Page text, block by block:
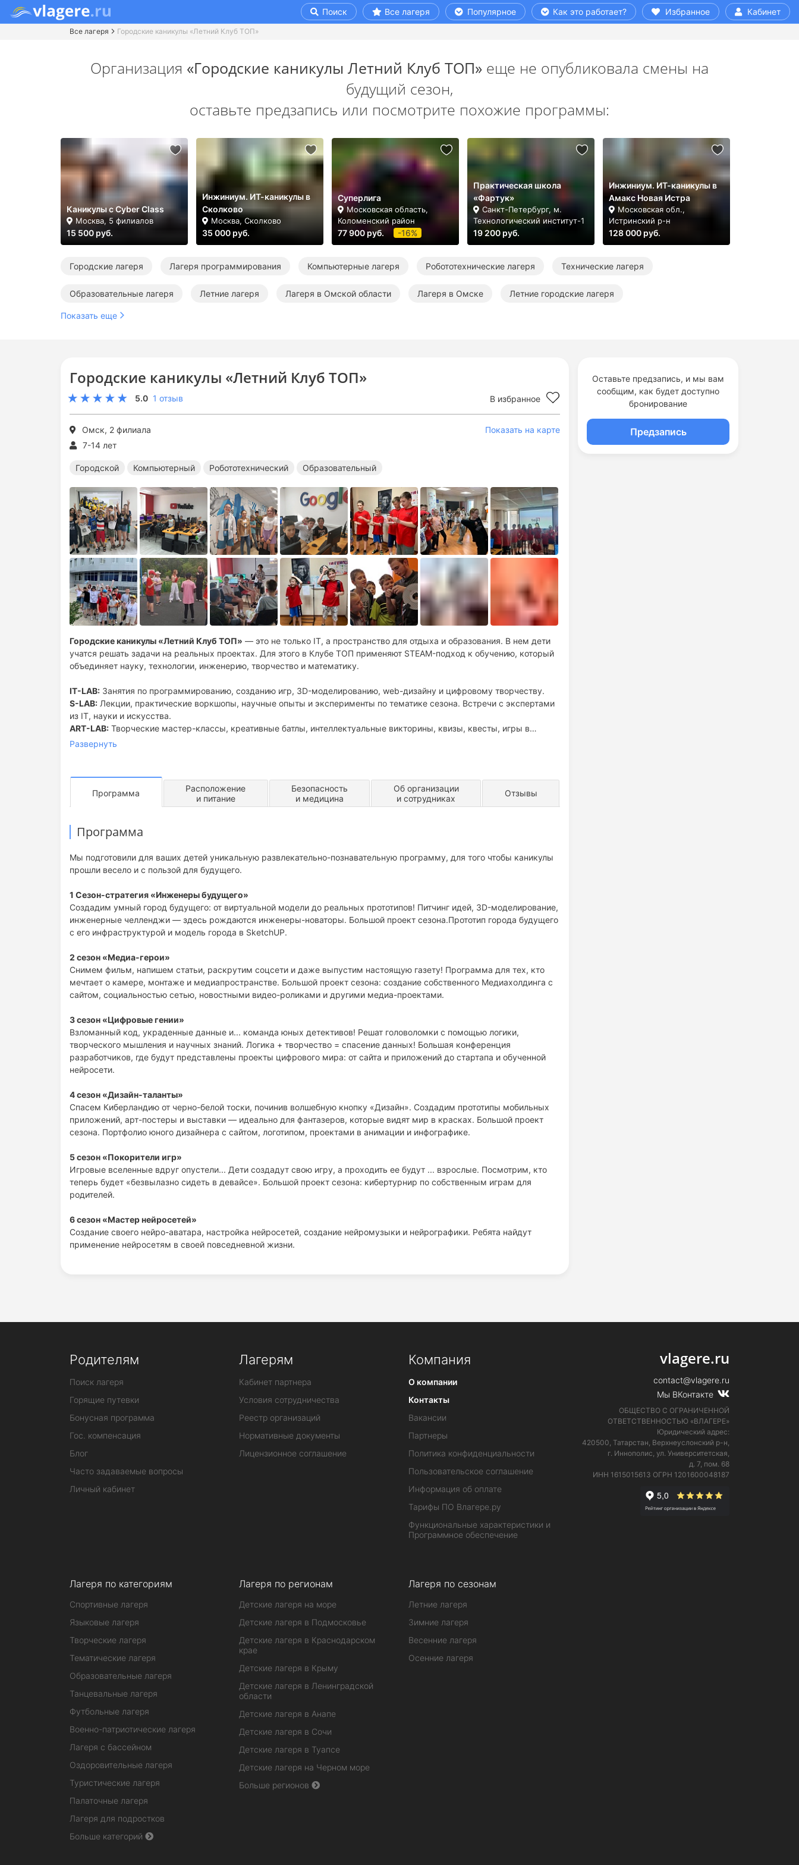
Поиск Все лагеря Популярное Как это работает? Избранное Кабинет
Все лагеря Городские каникулы «Летний Клуб ТОП»
Городские каникулы «Летний Клуб ТОП»
5.0 1 отзыв В избранное
Омск, 2 филиала
Показать на карте
7-14 лет
Городской Компьютерный Робототехнический Образовательный
Городские каникулы «Летний Клуб ТОП» — это не только IT, а пространство для отдыха и образования. В нем дети
учатся решать задачи на реальных проектах. Для этого в Клубе ТОП применяют STEAM-подход к обучению, который
объединяет науку, технологии, инженерию, творчество и математику.
IT-LAB: Занятия по программированию, созданию игр, 3D-моделированию, web-дизайну и цифровому творчеству.
S-LAB: Лекции, практические воркшопы, научные опыты и эксперименты по тематике сезона. Встречи с экспертами
из IT, науки и искусства.
ART-LAB: Творческие мастер-классы, креативные батлы, интеллектуальные викторины, квизы, квесты, игры в
перерывах между занятиями и общение с новыми друзьями.
Активный отдых:командные игры, развлечения и общение с новыми друзьями.
Развернуть
Программа
Расположение
и питание
Безопасность
и медицина
Об организации
и сотрудниках
Отзывы
Программа
Мы подготовили для ваших детей уникальную развлекательно-познавательную программу, для того чтобы каникулы
прошли весело и с пользой для будущего.
1 Сезон-стратегия «Инженеры будущего»
Создадим умный город будущего: от виртуальной модели до реальных прототипов! Питчинг идей, 3D-моделирование,
инженерные челленджи — здесь рождаются инженеры-новаторы. Большой проект сезона.Прототип города будущего
с его инфраструктурой и модель города в SketchUP.
2 сезон «Медиа-герои»
Снимем фильм, напишем статьи, раскрутим соцсети и даже выпустим настоящую газету! Программа для тех, кто
мечтает о камере, монтаже и медиапространстве. Большой проект сезона: создание собственного Медиахолдинга с
сайтом, социальностью сетью, новостными видео-роликами и другими медиа-проектами.
3 сезон «Цифровые гении»
Взломанный код, украденные данные и... команда юных детективов! Решат головоломки с помощью логики,
творческого мышления и научных знаний. Логика + творчество = спасение данных! Большая конференция
разработчиков, где будут представлены проекты цифрового мира: от сайта и приложений до стартапа и обученной
нейросети.
4 сезон «Дизайн-таланты»
Спасем Киберландию от черно-белой тоски, починив волшебную кнопку «Дизайн». Создадим прототипы мобильных
приложений, арт-постеры и выставки — идеально для фантазеров, которые видят мир в красках. Большой проект
сезона. Портфолио юного дизайнера с сайтом, логотипом, проектами в анимации и инфографике.
5 сезон «Покорители игр»
Игровые вселенные вдруг опустели... Дети создадут свою игру, а проходить ее будут ... взрослые. Посмотрим, кто
теперь будет «безвылазно сидеть в девайсе». Большой проект сезона: кибертурнир по собственным играм для
родителей.
6 сезон «Мастер нейросетей»
Создание своего нейро-аватара, настройка нейросетей, создание нейромузыки и нейрографики. Ребята найдут
применение нейросетям в своей повседневной жизни.
Оставьте предзапись, и мы вам
сообщим, как будет доступно
бронирование
Предзапись
Организация «Городские каникулы Летний Клуб ТОП» еще не опубликовала смены на
будущий сезон,
оставьте предзапись или посмотрите похожие программы:
Каникулы с Cyber Class
Москва, 5 филиалов
15 500 руб.
Инжиниум. ИТ-каникулы в
Сколково
Москва, Сколково
35 000 руб.
Суперлига
Московская область,
Коломенский район
77 900 руб. -16%
Практическая школа
«Фартук»
Санкт-Петербург, м.
Технологический институт-1
19 200 руб.
Инжиниум. ИТ-каникулы в
Амакс Новая Истра
Московская обл.,
Истринский р-н
128 000 руб.
Городские лагеря Лагеря программирования Компьютерные лагеря Робототехнические лагеря Технические лагеря
Образовательные лагеря Летние лагеря Лагеря в Омской области Лагеря в Омске Летние городские лагеря
Летние лагеря программирования
Показать еще
Родителям
Поиск лагеря
Горящие путевки
Бонусная программа
Гос. компенсация
Блог
Часто задаваемые вопросы
Личный кабинет
Лагерям
Кабинет партнера
Условия сотрудничества
Реестр организаций
Нормативные документы
Лицензионное соглашение
Компания
О компании
Контакты
Вакансии
Партнеры
Политика конфиденциальности
Пользовательское соглашение
Информация об оплате
Тарифы ПО Влагере.ру
Функциональные характеристики и
Программное обеспечение
Лагеря по категориям
Спортивные лагеря
Языковые лагеря
Творческие лагеря
Тематические лагеря
Образовательные лагеря
Танцевальные лагеря
Футбольные лагеря
Военно-патриотические лагеря
Лагеря с бассейном
Оздоровительные лагеря
Туристические лагеря
Палаточные лагеря
Лагеря для подростков
Больше категорий
Лагеря по регионам
Детские лагеря на море
Детские лагеря в Подмосковье
Детские лагеря в Краснодарском
крае
Детские лагеря в Крыму
Детские лагеря в Ленинградской
области
Детские лагеря в Анапе
Детские лагеря в Сочи
Детские лагеря в Туапсе
Детские лагеря на Черном море
Больше регионов
Лагеря по сезонам
Летние лагеря
Зимние лагеря
Весенние лагеря
Осенние лагеря
vlagere.ru
contact@vlagere.ru
Мы ВКонтакте
ОБЩЕСТВО С ОГРАНИЧЕННОЙ
ОТВЕТСТВЕННОСТЬЮ «ВЛАГЕРЕ»
Юридический адрес:
420500, Татарстан, Верхнеуслонский р-н,
г. Иннополис, ул. Университетская,
д. 7, пом. 68
ИНН 1615015613 ОГРН 1201600048187